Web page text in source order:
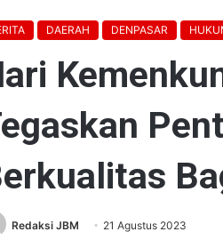
DAERAH DENPASAR
Redaksi JBM 21 Agustus 2023